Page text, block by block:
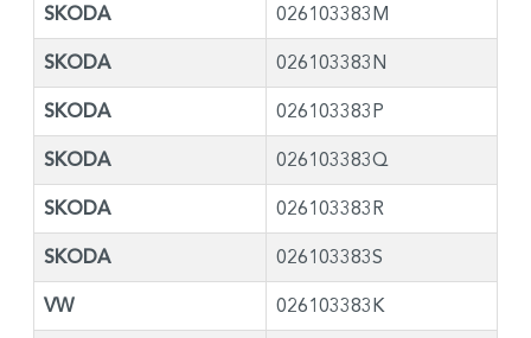
SKODA 026103383M
SKODA 026103383N
SKODA 026103383P
SKODA 026103383Q
SKODA 026103383R
SKODA 026103383S
VW 026103383K